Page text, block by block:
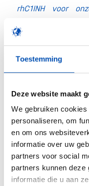
Toestemming
Deze website maakt
We gebruiken
personaliseren, om
en om ons
informatie over uw
partners voor social
partners kunnen deze
informatie die u aan
rhC1INH voor
de
lange-termijn
2021.”
Brigitte Drees,
“Pharming is een
Enerzijds omdat
is in de
omdat het